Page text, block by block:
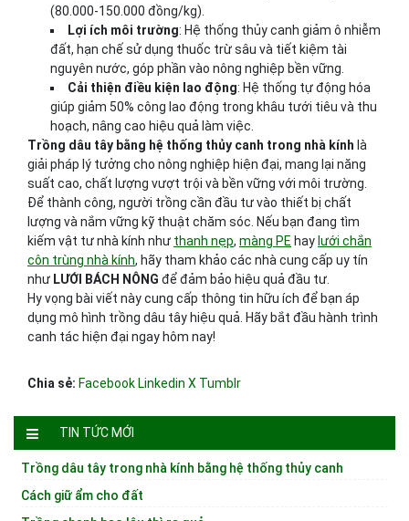
(80.000-150.000 đồng/kg).
Lợi ích môi trường: Hệ thống thủy canh giảm ô nhiễm
đất, hạn chế sử dụng thuốc trừ sâu và tiết kiệm tài
nguyên nước, góp phần vào nông nghiệp bền vững.
Cải thiện điều kiện lao động: Hệ thống tự động hóa
giúp giảm 50% công lao động trong khâu tưới tiêu và thu
hoạch, nâng cao hiệu quả làm việc.
Trồng dâu tây bằng hệ thống thủy canh trong nhà kính là
giải pháp lý tưởng cho nông nghiệp hiện đại, mang lại năng
suất cao, chất lượng vượt trội và bền vững với môi trường.
Để thành công, người trồng cần đầu tư vào thiết bị chất
lượng và nắm vững kỹ thuật chăm sóc. Nếu bạn đang tìm
kiếm vật tư nhà kính như thanh nẹp, màng PE hay lưới chắn
côn trùng nhà kính, hãy tham khảo các nhà cung cấp uy tín
như LƯỚI BÁCH NÔNG để đảm bảo hiệu quả đầu tư.
Hy vọng bài viết này cung cấp thông tin hữu ích để bạn áp
dụng mô hình trồng dâu tây hiệu quả. Hãy bắt đầu hành trình
canh tác hiện đại ngay hôm nay!
Chia sẻ: Facebook Linkedin X Tumblr
TIN TỨC MỚI
Trồng dâu tây trong nhà kính bằng hệ thống thủy canh
Cách giữ ẩm cho đất